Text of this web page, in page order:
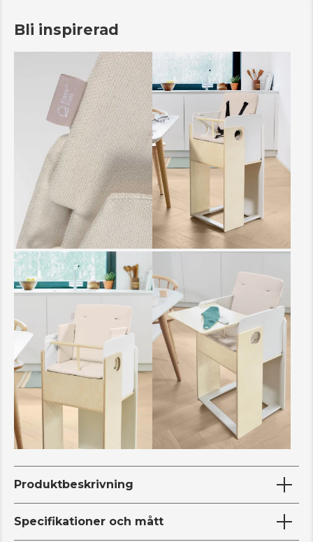
Bli inspirerad
Produktbeskrivning
Specifikationer och mått